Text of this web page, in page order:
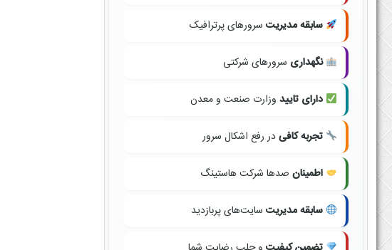
سابقه مدیریت سرورهای پرترافیک
نگهداری سرورهای شرکتی
دارای تایید وزارت صنعت و معدن
تجربه کافیدر رفع اشکال سرور
اطمینان صدها شرکت هاستینگ
سابقه مدیریت سایت‌های پربازدید